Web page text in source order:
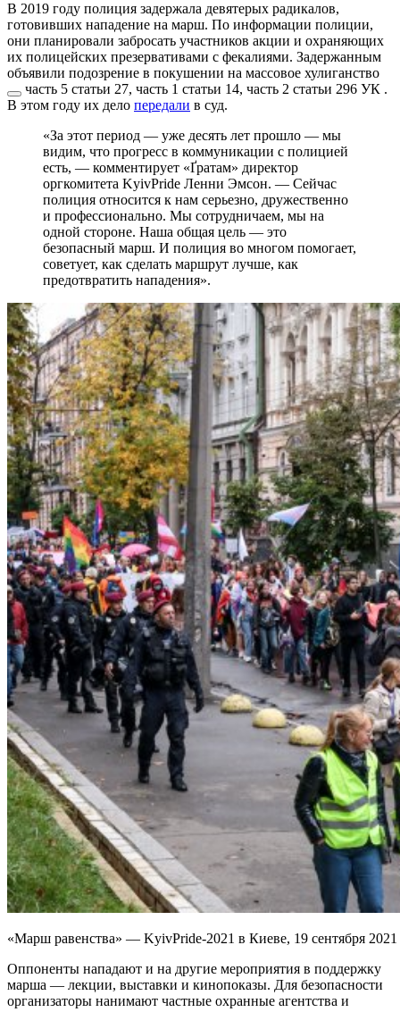
В 2019 году полиция задержала девятерых радикалов,
готовивших нападение на марш. По информации полиции,
они планировали забросать участников акции и охраняющих
их полицейских презервативами с фекалиями. Задержанным
объявили подозрение в покушении на массовое хулиганство
часть 5 статьи 27, часть 1 статьи 14, часть 2 статьи 296 УК .
В этом году их дело передали в суд.
«За этот период — уже десять лет прошло — мы
видим, что прогресс в коммуникации с полицией
есть, — комментирует «Ґратам» директор
оргкомитета KyivPride Ленни Эмсон. — Сейчас
полиция относится к нам серьезно, дружественно
и профессионально. Мы сотрудничаем, мы на
одной стороне. Наша общая цель — это
безопасный марш. И полиция во многом помогает,
советует, как сделать маршрут лучше, как
предотвратить нападения».
«Марш равенства» — KyivPride-2021 в Киеве, 19 сентября
Оппоненты нападают и на другие мероприятия в поддержку
марша — лекции, выставки и кинопоказы. Для безопасности
организаторы нанимают частные охранные агентства и